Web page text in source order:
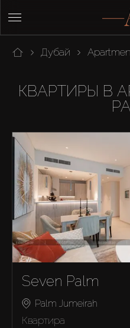
Дубай
КВАРТИРЫ В
Seven Palm
Palm Jumeirah
Квартира